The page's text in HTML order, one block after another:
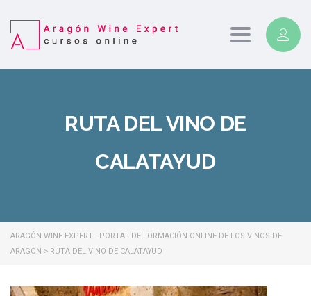
Toggle
RUTA DEL VINO DE
CALATAYUD
ARAGÓN WINE EXPERT - PORTAL DE FORMACIÓN ONLINE DE LOS VINOS DE
ARAGÓN > RUTA DEL VINO DE CALATAYUD